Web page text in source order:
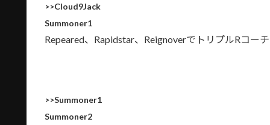
>>Cloud9Jack
Summoner1
Repeared、Rapidstar、ReignoverでトリプルRコー
>>Summoner1
Summoner2